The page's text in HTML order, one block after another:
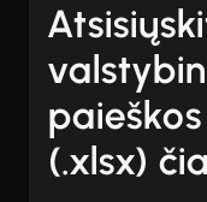
(.xlsx) čia